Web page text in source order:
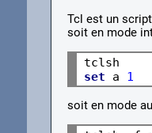
Tcl est un
soit en mode
set a 1
soit en mode